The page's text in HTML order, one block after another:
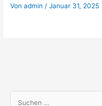
Vonadmin /Januar 31, 2025